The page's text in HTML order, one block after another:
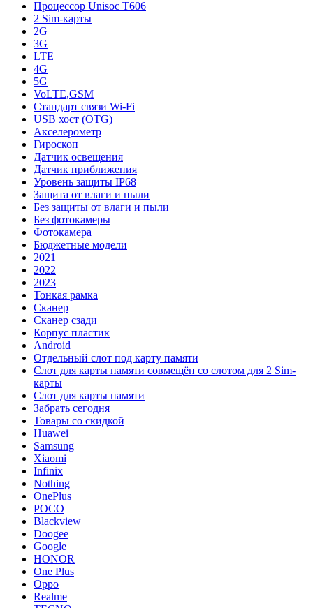
Процессор Unisoc T606
2 Sim-карты
2G
3G
LTE
4G
5G
VoLTE,GSM
Стандарт связи Wi-Fi
USB хост (OTG)
Акселерометр
Гироскоп
Датчик освещения
Датчик приближения
Уровень защиты IP68
Защита от влаги и пыли
Без защиты от влаги и пыли
Без фотокамеры
Фотокамера
Бюджетные модели
2021
2022
2023
Тонкая рамка
Сканер
Сканер сзади
Корпус пластик
Android
Отдельный слот под карту памяти
Слот для карты памяти совмещён со слотом для 2 Sim-
карты
Слот для карты памяти
Забрать сегодня
Товары со скидкой
Huawei
Samsung
Xiaomi
Infinix
Nothing
OnePlus
POCO
Blackview
Doogee
Google
HONOR
One Plus
Oppo
Realme